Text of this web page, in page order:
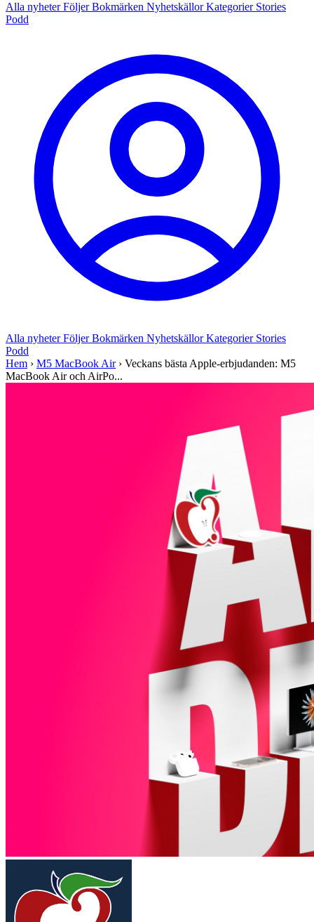
Alla nyheterFöljerBokmärken NyhetskällorKategorier Stories
Podd
Alla nyheterFöljerBokmärken NyhetskällorKategorier Stories
Podd
Hem › M5 MacBook Air › Veckans bästa Apple-erbjudanden: M5
MacBook Air och AirPo...